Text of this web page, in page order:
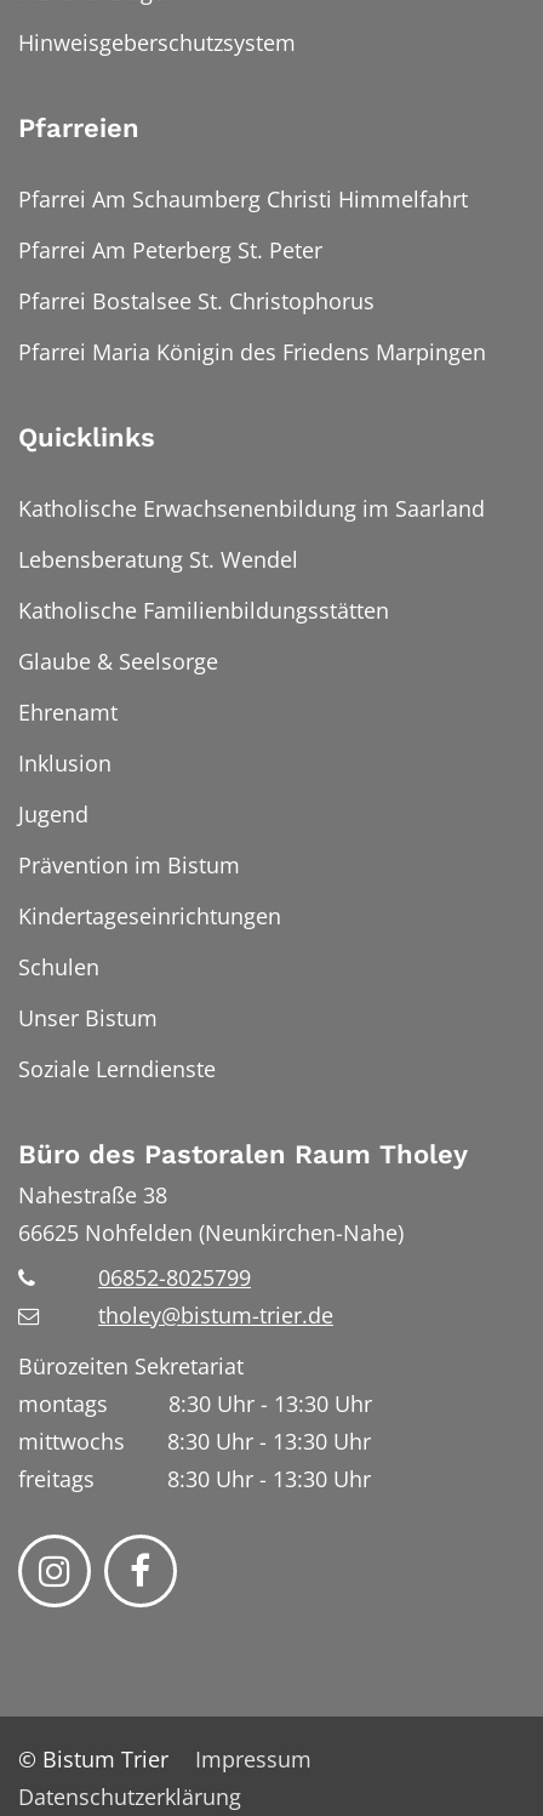
Hinweisgeberschutzsystem
Pfarreien
Pfarrei Am Schaumberg Christi Himmelfahrt
Pfarrei Am Peterberg St. Peter
Pfarrei Bostalsee St. Christophorus
Pfarrei Maria Königin des Friedens Marpingen
Quicklinks
Katholische Erwachsenenbildung im Saarland
Lebensberatung St. Wendel
Katholische Familienbildungsstätten
Glaube & Seelsorge
Ehrenamt
Inklusion
Jugend
Prävention im Bistum
Kindertageseinrichtungen
Schulen
Unser Bistum
Soziale Lerndienste
Büro des Pastoralen Raum Tholey
Nahestraße 38
66625 Nohfelden (Neunkirchen-Nahe)
06852-8025799
tholey@bistum-trier.de
Bürozeiten Sekretariat
montags 8:30 Uhr - 13:30 Uhr
mittwochs 8:30 Uhr - 13:30 Uhr
freitags 8:30 Uhr - 13:30 Uhr
© Bistum Trier
Impressum
Datenschutzerklärung